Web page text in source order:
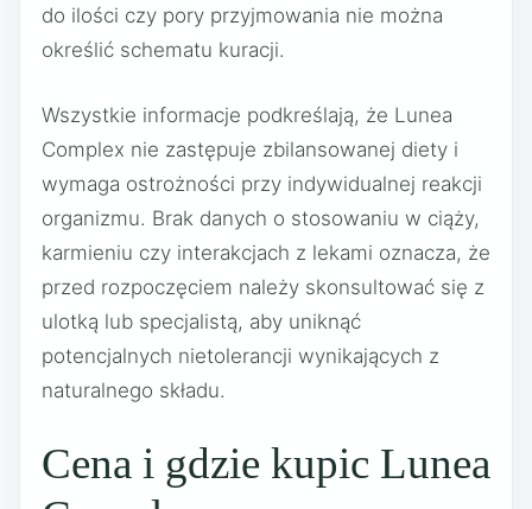
do ilości czy pory przyjmowania nie można
określić schematu kuracji.
Wszystkie informacje podkreślają, że Lunea
Complex nie zastępuje zbilansowanej diety i
wymaga ostrożności przy indywidualnej reakcji
organizmu. Brak danych o stosowaniu w ciąży,
karmieniu czy interakcjach z lekami oznacza, że
przed rozpoczęciem należy skonsultować się z
ulotką lub specjalistą, aby uniknąć
potencjalnych nietolerancji wynikających z
naturalnego składu.
Cena i gdzie kupic Lunea